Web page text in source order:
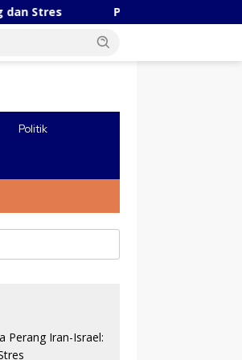
Pesatnya Industri AI Tiongkok,
Politik